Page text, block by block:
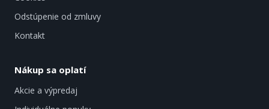
Odstúpenie od zmluvy
Kontakt
Nákup sa oplatí
Akcie a výpredaj